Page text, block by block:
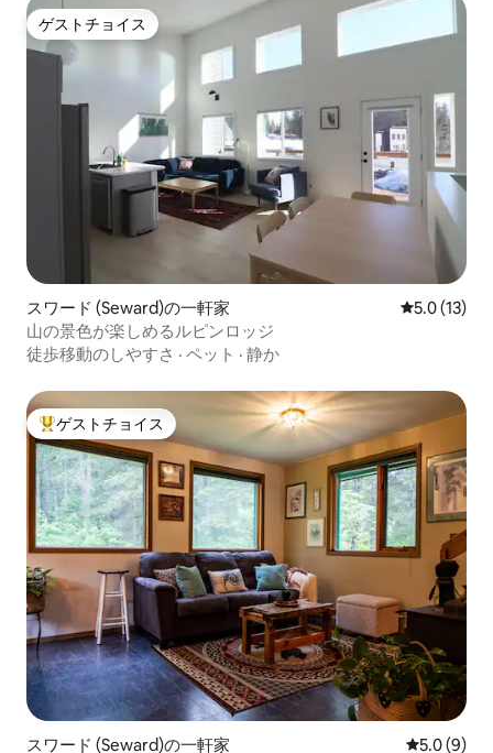
ゲストチョイス
ゲストチョイス
スワード (Seward)の一軒家 レビュー13
5.0 (13)
山の景色が楽しめるルピンロッジ
徒歩移動のしやすさ · ペット · 静か
大好評のゲストチョイスです。
ゲストチョイス
スワード (Seward)の一軒家 レビュー9
5.0 (9)